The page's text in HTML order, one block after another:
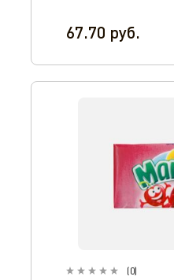
Оператор 8-800-350-46-10
67.70 руб.
(0)